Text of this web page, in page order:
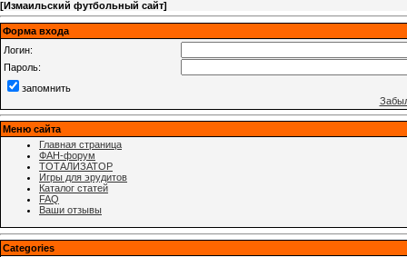
[Измаильский футбольный сайт]
Форма входа
Логин:
Пароль:
запомнить
Меню сайта
Главная страница
ФАН-форум
ТОТАЛИЗАТОР
Игры для эрудитов
Каталог статей
FAQ
Ваши отзывы
Categories